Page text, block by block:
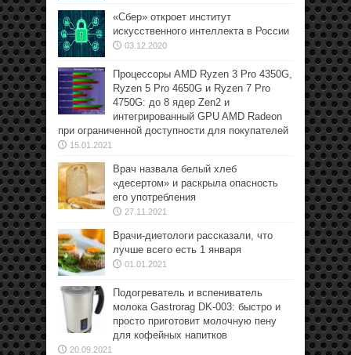
«Сбер» откроет институт
искусственного интеллекта в России
03.12.2020
Процессоры AMD Ryzen 3 Pro 4350G,
Ryzen 5 Pro 4650G и Ryzen 7 Pro
4750G: до 8 ядер Zen2 и
интегрированный GPU AMD Radeon
при ограниченной доступности для покупателей
15.01.2021
Врач назвала белый хлеб
«десертом» и раскрыла опасность
его употребления
27.11.2021
Врачи-диетологи рассказали, что
лучше всего есть 1 января
01.01.2021
Подогреватель и вспениватель
молока Gastrorag DK-003: быстро и
просто приготовит молочную пену
для кофейных напитков
20.09.2021